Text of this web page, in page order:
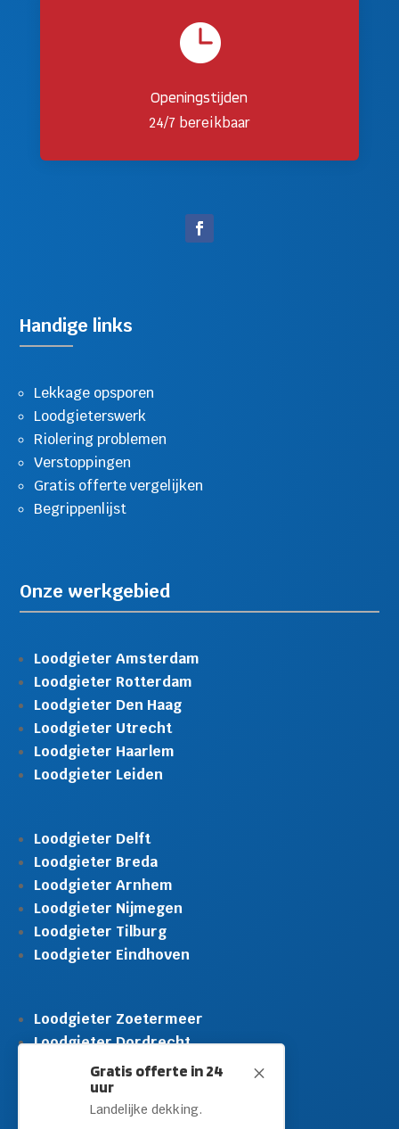

Openingstijden
24/7 bereikbaar
M
Gratis offerte in 24
uur
Landelijke dekking.
Handige links
Lekkage opsporen
Loodgieterswerk
Riolering problemen
Verstoppingen
Gratis offerte vergelijken
Begrippenlijst
Onze werkgebied
Loodgieter Amsterdam
Loodgieter Rotterdam
Loodgieter Den Haag
Loodgieter Utrecht
Loodgieter Haarlem
Loodgieter Leiden
Loodgieter Delft
Loodgieter Breda
Loodgieter Arnhem
Loodgieter Nijmegen
Loodgieter Tilburg
Loodgieter Eindhoven
Loodgieter Zoetermeer
Loodgieter Dordrecht
Loodgieter Rijswijk
Loodgieter Schiedam
Loodgieter Leidschendam